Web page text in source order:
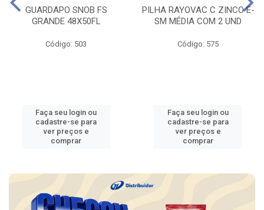
GUARDAPO SNOB FS
GRANDE 48X50FL
Código: 503
Faça seu login ou
cadastre-se para
ver preços e
comprar
PILHA RAYOVAC C ZINCO E-
SM MÉDIA COM 2 UND
Código: 575
Faça seu login ou
cadastre-se para
ver preços e
comprar